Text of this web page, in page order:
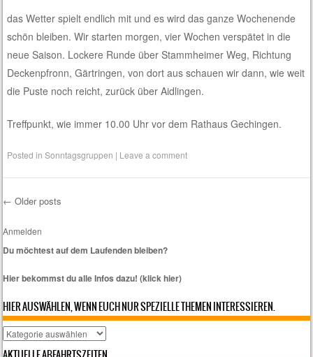
das Wetter spielt endlich mit und es wird das ganze Wochenende
schön bleiben. Wir starten morgen, vier Wochen verspätet in die
neue Saison. Lockere Runde über Stammheimer Weg, Richtung
Deckenpfronn, Gärtringen, von dort aus schauen wir dann, wie weit
die Puste noch reicht, zurück über Aidlingen.
Treffpunkt, wie immer 10.00 Uhr vor dem Rathaus Gechingen.
Posted inSonntagsgruppen | Leave a comment
Post navigation
← Older posts
Anmelden
Du möchtest auf dem Laufenden bleiben?
Hier bekommst du alle Infos dazu! (klick hier)
HIER AUSWÄHLEN, WENN EUCH NUR SPEZIELLE THEMEN INTERESSIEREN.
Hier
auswählen,